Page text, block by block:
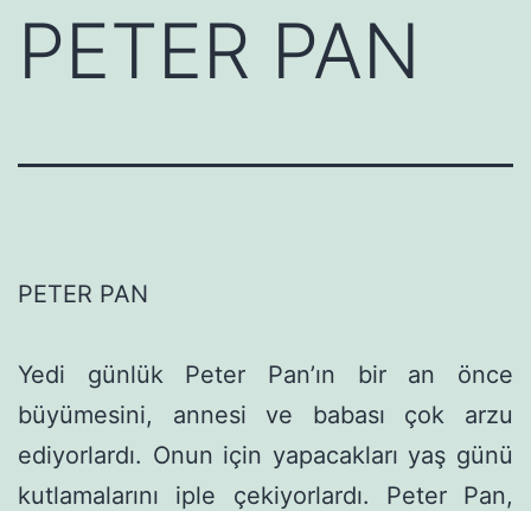
PETER PAN
PETER PAN
Yedi günlük Peter Pan’ın bir an önce
büyümesini, annesi ve babası çok arzu
ediyorlardı. Onun için yapacakları yaş günü
kut­lamalarını iple çekiyorlardı. Peter Pan,